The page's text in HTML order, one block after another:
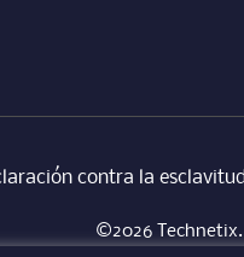
contra la
©2026 Technetix.